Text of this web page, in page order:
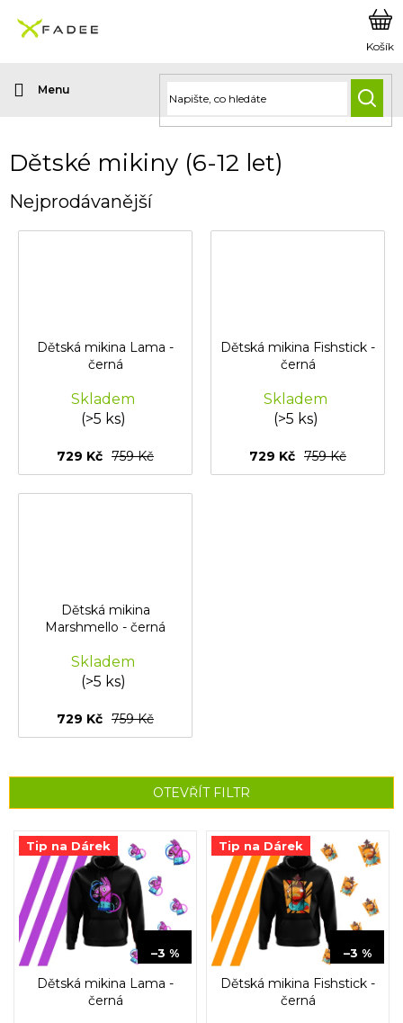
obsah
Dětské mikiny (6-12 let)
Nejprodávanější
Dětská mikina Lama -
černá
Skladem
(>5 ks)
759 Kč
729 Kč
Dětská mikina Fishstick -
černá
Skladem
(>5 ks)
759 Kč
729 Kč
Dětská mikina
Marshmello - černá
Skladem
(>5 ks)
759 Kč
729 Kč
OTEVŘÍT FILTR
V
p
Tip na Dárek
–3 %
Dětská mikina Lama -
černá
Tip na Dárek
–3 %
Dětská mikina Fishstick -
černá